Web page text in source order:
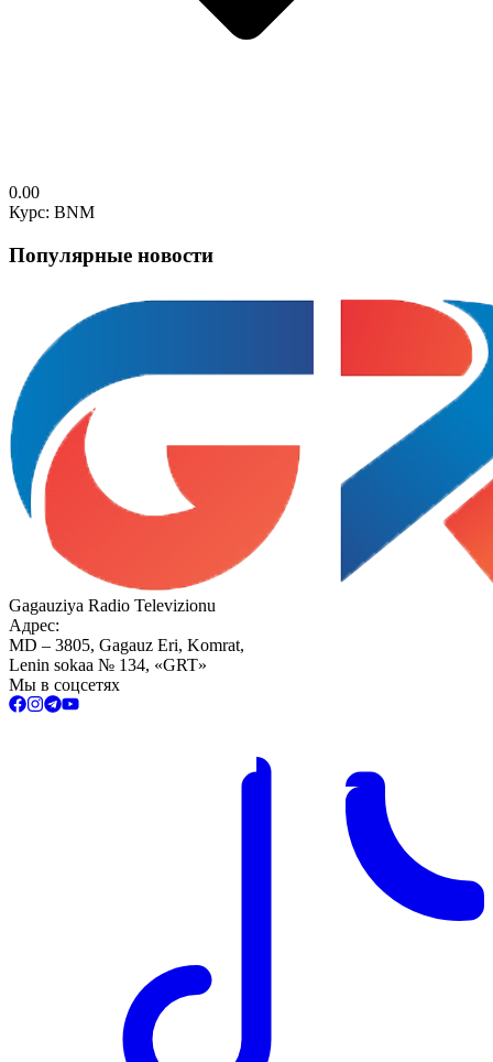
0.00
Курс: BNM
Популярные новости
Gagauziya Radio Televizionu
Адрес:
MD – 3805, Gagauz Eri, Komrat,
Lenin sokaa № 134, «GRT»
Мы в соцсетях